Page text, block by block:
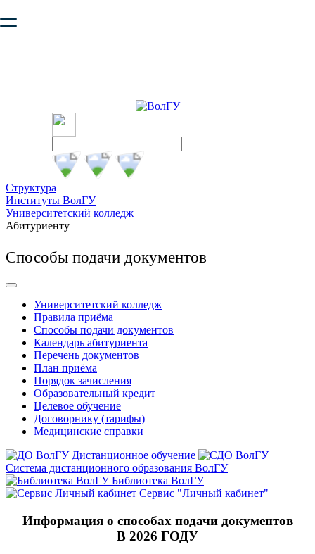
безопасную работу с сайтом. Пожалуйста
Структура
Институты ВолГУ
Университетский колледж
Абитуриенту
Способы подачи документов
Университетский колледж
Правила приёма
Способы подачи документов
Календарь абитуриента
Перечень документов
План приёма
Порядок зачисления
Образовательный кредит
Целевое обучение
Договорнику (тарифы)
Медицинские справки
Дистанционное обучение
Система дистанционного образования ВолГУ
Библиотека ВолГУ
Сервис "Личный кабинет"
Информация о способах подачи документов
В 2026 ГОДУ